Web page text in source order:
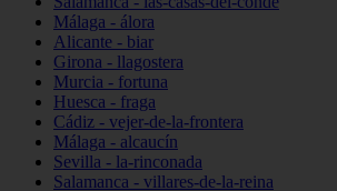
Málaga - álora
Alicante - biar
Girona - llagostera
Murcia - fortuna
Huesca - fraga
Cádiz - vejer-de-la-frontera
Málaga - alcaucín
Sevilla - la-rinconada
Salamanca - villares-de-la-reina